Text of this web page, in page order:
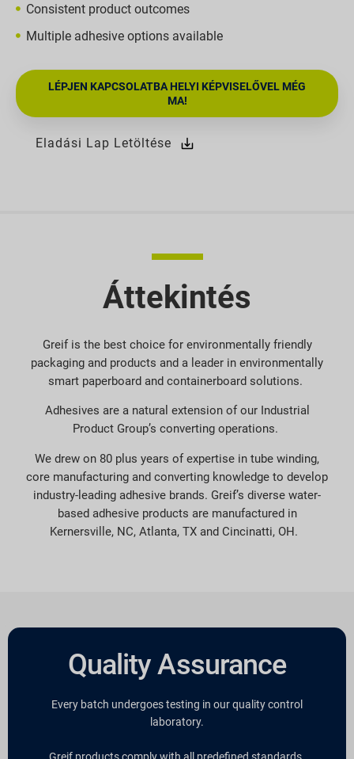
Consistent product outcomes
Multiple adhesive options available
LÉPJEN KAPCSOLATBA HELYI KÉPVISELŐVEL MÉG
MA!
Eladási Lap Letöltése
Áttekintés
Greif is the best choice for environmentally friendly
packaging and products and a leader in environmentally
smart paperboard and containerboard solutions.
Adhesives are a natural extension of our Industrial
Product Group’s converting operations.
We drew on 80 plus years of expertise in tube winding,
core manufacturing and converting knowledge to develop
industry-leading adhesive brands. Greif’s diverse water-
based adhesive products are manufactured in
Kernersville, NC, Atlanta, TX and Cincinatti, OH.
Quality Assurance
Every batch undergoes testing in our quality control
laboratory.